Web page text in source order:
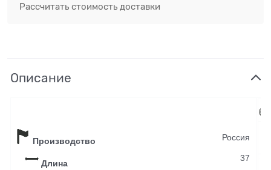
Рассчитать стоимость доставки
Описание
Производство Россия
Длина
37